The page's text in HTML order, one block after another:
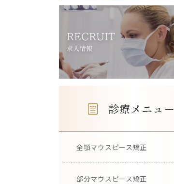
診療メニュー
全顎マウスピース矯正
部分マウスピース矯正